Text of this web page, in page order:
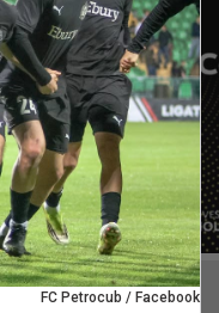
FC Petrocub / Facebook